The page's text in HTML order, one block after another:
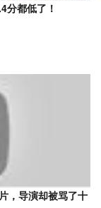
分都低了！
，导演却被骂了十